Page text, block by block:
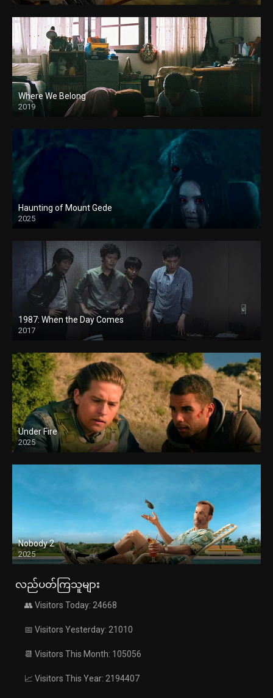
Where We Belong
2019
Haunting of Mount Gede
2025
1987: When the Day Comes
2017
Under Fire
2025
Nobody 2
2025
လည်ပတ်ကြသူများ
👥 Visitors Today: 24668
📅 Visitors Yesterday: 21010
📆 Visitors This Month: 105056
📈 Visitors This Year: 2194407